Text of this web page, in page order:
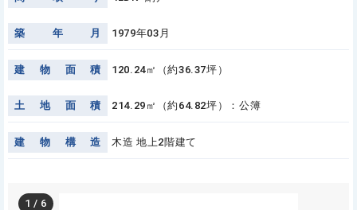
築 年 月 1979年03月
建 物 面 積 120.24㎡（約36.37坪）
土 地 面 積 214.29㎡（約64.82坪）：公簿
建 物 構 造 木造 地上2階建て
1 / 6